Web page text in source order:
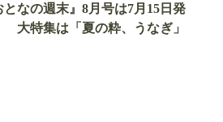
となの週末』8月号は7月15日発
大特集は「夏の粋、うなぎ」